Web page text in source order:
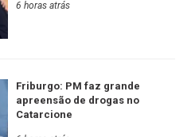
6 horas atrás
Friburgo: PM faz grande
apreensão de drogas no
Catarcione